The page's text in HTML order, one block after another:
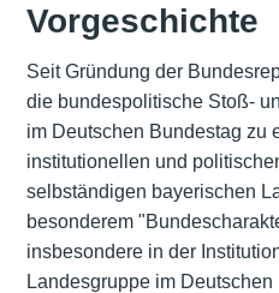
Vorgeschichte
Seit Gründung der
die bundespolitische Stoß-
im Deutschen Bundestag zu
institutionellen und
selbständigen bayerischen
besonderem
insbesondere in der
Landesgruppe im